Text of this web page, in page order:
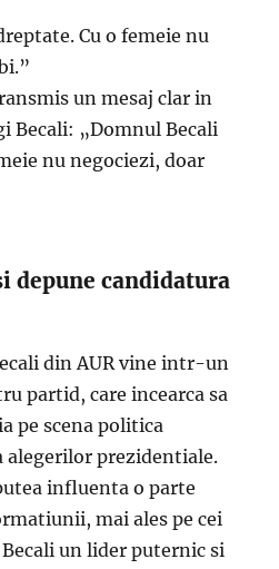
Cu o femeie nu
un mesaj clar in
Becali: „Domnul Becali
nu negociezi, doar
depune candidatura
din AUR vine intr-un
partid, care incearca sa
pe scena politica
alegerilor prezidentiale.
influenta o parte
mai ales pe cei
un lider puternic si